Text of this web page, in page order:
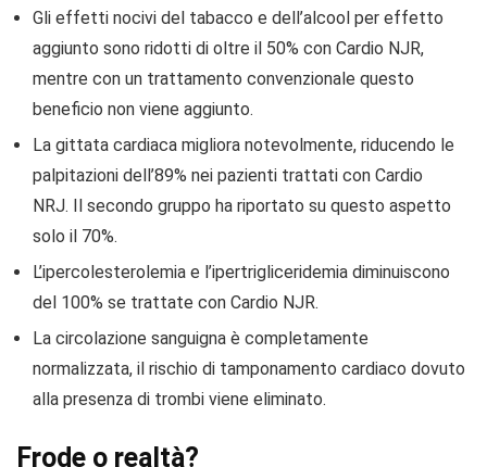
Gli effetti nocivi del tabacco e dell’alcool per effetto
aggiunto sono ridotti di oltre il 50% con Cardio NJR,
mentre con un trattamento convenzionale questo
beneficio non viene aggiunto.
La gittata cardiaca migliora notevolmente, riducendo le
palpitazioni dell’89% nei pazienti trattati con Cardio
NRJ. Il secondo gruppo ha riportato su questo aspetto
solo il 70%.
L’ipercolesterolemia e l’ipertrigliceridemia diminuiscono
del 100% se trattate con Cardio NJR.
La circolazione sanguigna è completamente
normalizzata, il rischio di tamponamento cardiaco dovuto
alla presenza di trombi viene eliminato.
Frode o realtà?